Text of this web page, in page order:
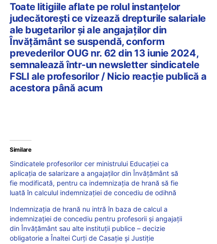
Toate litigiile aflate pe rolul instanțelor
judecătorești ce vizează drepturile salariale
ale bugetarilor și ale angajaților din
Învățământ se suspendă, conform
prevederilor OUG nr. 62 din 13 iunie 2024,
semnalează într-un newsletter sindicatele
FSLI ale profesorilor / Nicio reacție publică a
acestora până acum
Similare
Sindicatele profesorilor cer ministrului Educației ca
aplicația de salarizare a angajaților din Învățământ să
fie modificată, pentru ca indemnizația de hrană să fie
luată în calculul indemnizației de concediu de odihnă
Indemnizația de hrană nu intră în baza de calcul a
indemnizației de concediu pentru profesorii și angajații
din Învățământ sau alte instituții publice – decizie
obligatorie a Înaltei Curți de Casație și Justiție